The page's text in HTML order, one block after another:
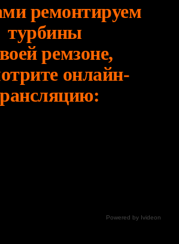
ремонтируем
турбины
ремзоне,
онлайн-
Powered by Ivideon